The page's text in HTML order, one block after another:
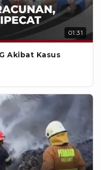
01:31
Akibat Kasus